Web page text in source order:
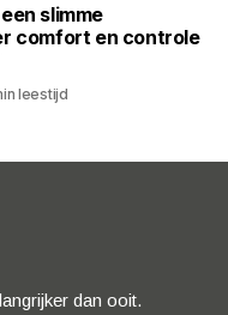
slimme
comfort en controle
leestijd
dan ooit.